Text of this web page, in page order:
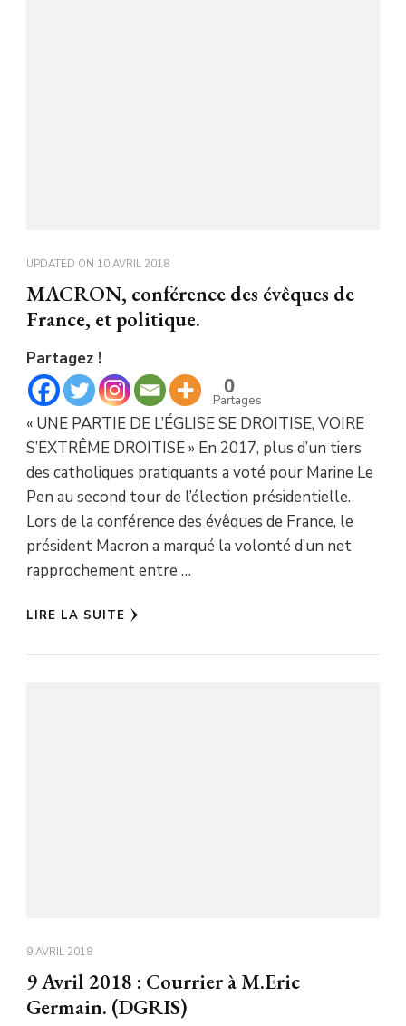
UPDATED ON 10 AVRIL 2018
MACRON, conférence des évêques de
France, et politique.
Partagez !
0
Partages
« UNE PARTIE DE L’ÉGLISE SE DROITISE, VOIRE
S’EXTRÊME DROITISE » En 2017, plus d’un tiers
des catholiques pratiquants a voté pour Marine Le
Pen au second tour de l’élection présidentielle.
Lors de la conférence des évêques de France, le
président Macron a marqué la volonté d’un net
rapprochement entre …
LIRE LA SUITE
9 AVRIL 2018
9 Avril 2018 : Courrier à M.Eric
Germain. (DGRIS)